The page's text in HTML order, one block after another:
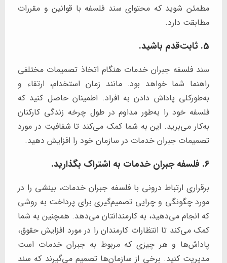
مطمئن شوید که محتوای سند فلسفه با قوانین و مقررات
مطابقت دارد.
5. ثابت‌قدم باشید.
سند فلسفه جبران خدمات هنگام اتخاذ تصمیمات مختلفی
راهنما شما خواهد بود. مانند زمان استخدام، ارتقاء و
به‌طورکلی پاداش دادن به افراد. اطمینان حاصل کنید که
فلسفه خود را به‌طور مداوم در طول چرخه زندگی کارکنان
به‌کار می‌برید. این به شما کمک می‌کند تا شفافیت در مورد
تصمیمات جبران خدمات در سازمان خود را افزایش دهید.
6. فلسفه جبران خدمات به اشتراک بگذارید.
برقراری ارتباط درونی با فلسفه جبران خدمات، بینشی را در
مورد چگونگی و چرایی تصمیم‌گیری برای پرداخت به روشی
که انجام می‌دهید، به کارمندانتان می‌دهد. همچنین به شما
کمک می‌کند تا انتظارات کارمندان را در مورد افزایش حقوق،
پاداش‌ها و هر چیزی که مربوط به جبران خدمات است
مدیریت کنید. برخی از سازمان‌ها تصمیم می‌گیرند که سند